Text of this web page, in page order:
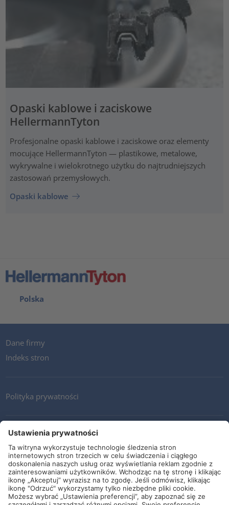
Opaski kablowe i zaciskowe
HellermannTyton
Profesjonalne opaski kablowe i zaciskowe oraz elementy
mocujące HellermannTyton — plastikowe, metalowe,
wykrywalne i wielokrotnego użytku do najtrudniejszych
zastosowań przemysłowych.
Opaski kablowe
Polska
Dane firmy
Indeks stron
Polityka prywatności
Kontakt
Newsletter